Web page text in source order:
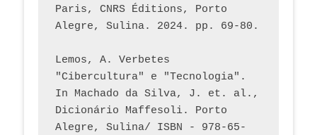
Paris, CNRS Éditions, Porto
Lemos, A. Verbetes
"Cibercultura" e "Tecnologia".
In Machado da Silva, J. et. al.,
Dicionário Maffesoli. Porto
Alegre, Sulina/ ISBN - 978-65-